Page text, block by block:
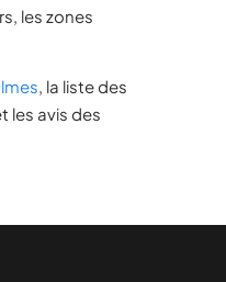
les zones
, la liste des
les avis des